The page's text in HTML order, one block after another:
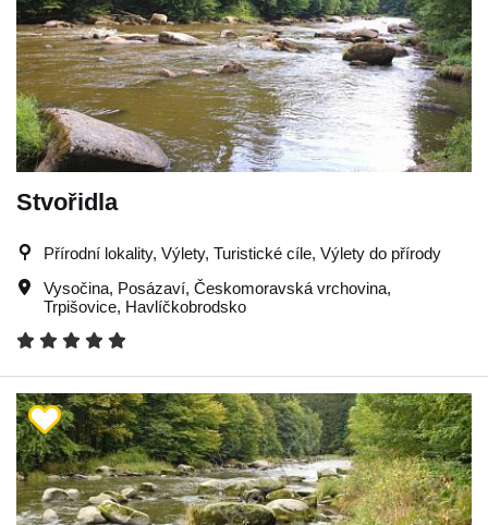
Stvořidla
Přírodní lokality, Výlety, Turistické cíle, Výlety do přírody
Vysočina, Posázaví, Českomoravská vrchovina,
Trpišovice, Havlíčkobrodsko